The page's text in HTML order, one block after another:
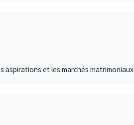
aspirations et les marchés matrimoniaux